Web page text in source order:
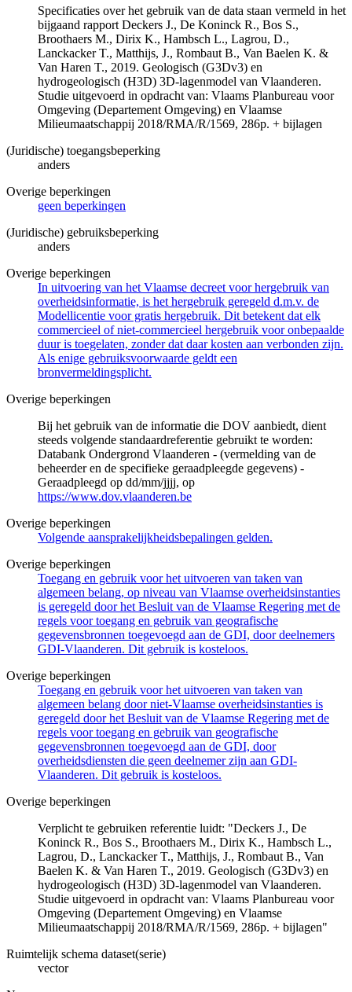
Specificaties over het gebruik van de data staan vermeld in het
bijgaand rapport Deckers J., De Koninck R., Bos S.,
Broothaers M., Dirix K., Hambsch L., Lagrou, D.,
Lanckacker T., Matthijs, J., Rombaut B., Van Baelen K. &
Van Haren T., 2019. Geologisch (G3Dv3) en
hydrogeologisch (H3D) 3D-lagenmodel van Vlaanderen.
Studie uitgevoerd in opdracht van: Vlaams Planbureau voor
Omgeving (Departement Omgeving) en Vlaamse
Milieumaatschappij 2018/RMA/R/1569, 286p. + bijlagen
(Juridische) toegangsbeperking
anders
Overige beperkingen
geen beperkingen
(Juridische) gebruiksbeperking
anders
Overige beperkingen
In uitvoering van het Vlaamse decreet voor hergebruik van
overheidsinformatie, is het hergebruik geregeld d.m.v. de
Modellicentie voor gratis hergebruik. Dit betekent dat elk
commercieel of niet-commercieel hergebruik voor onbepaalde
duur is toegelaten, zonder dat daar kosten aan verbonden zijn.
Als enige gebruiksvoorwaarde geldt een
bronvermeldingsplicht.
Overige beperkingen
Bij het gebruik van de informatie die DOV aanbiedt, dient
steeds volgende standaardreferentie gebruikt te worden:
Databank Ondergrond Vlaanderen - (vermelding van de
beheerder en de specifieke geraadpleegde gegevens) -
Geraadpleegd op dd/mm/jjjj, op
https://www.dov.vlaanderen.be
Overige beperkingen
Volgende aansprakelijkheidsbepalingen gelden.
Overige beperkingen
Toegang en gebruik voor het uitvoeren van taken van
algemeen belang, op niveau van Vlaamse overheidsinstanties
is geregeld door het Besluit van de Vlaamse Regering met de
regels voor toegang en gebruik van geografische
gegevensbronnen toegevoegd aan de GDI, door deelnemers
GDI-Vlaanderen. Dit gebruik is kosteloos.
Overige beperkingen
Toegang en gebruik voor het uitvoeren van taken van
algemeen belang door niet-Vlaamse overheidsinstanties is
geregeld door het Besluit van de Vlaamse Regering met de
regels voor toegang en gebruik van geografische
gegevensbronnen toegevoegd aan de GDI, door
overheidsdiensten die geen deelnemer zijn aan GDI-
Vlaanderen. Dit gebruik is kosteloos.
Overige beperkingen
Verplicht te gebruiken referentie luidt: "Deckers J., De
Koninck R., Bos S., Broothaers M., Dirix K., Hambsch L.,
Lagrou, D., Lanckacker T., Matthijs, J., Rombaut B., Van
Baelen K. & Van Haren T., 2019. Geologisch (G3Dv3) en
hydrogeologisch (H3D) 3D-lagenmodel van Vlaanderen.
Studie uitgevoerd in opdracht van: Vlaams Planbureau voor
Omgeving (Departement Omgeving) en Vlaamse
Milieumaatschappij 2018/RMA/R/1569, 286p. + bijlagen"
Ruimtelijk schema dataset(serie)
vector